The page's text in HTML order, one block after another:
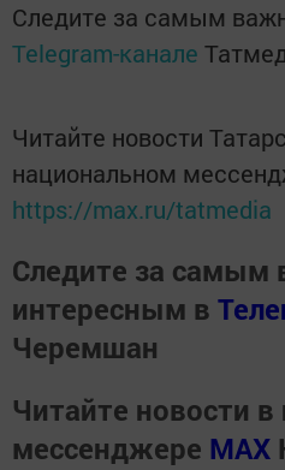
Следите за самым
Telegram-канале
Читайте новости
национальном
https://max.ru/tatmedia
Следите за
интересным в
Черемшан
Читайте новости
мессенджере MАХ